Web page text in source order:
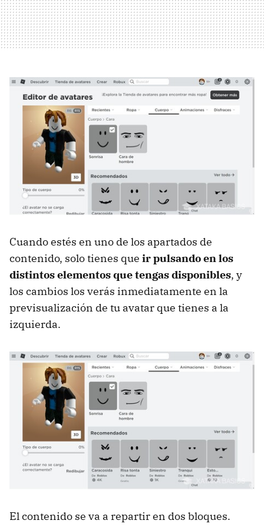
Cuando estés en uno de los apartados de
contenido, solo tienes que ir pulsando en los
distintos elementos que tengas disponibles, y
los cambios los verás inmediatamente en la
previsualización de tu avatar que tienes a la
izquierda.
El contenido se va a repartir en dos bloques.